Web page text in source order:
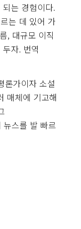
는 경험이다.
는 데 있어 가
, 대규모 이직
자. 번역
론가이자 소설
매체에 기고해
스를 발 빠르